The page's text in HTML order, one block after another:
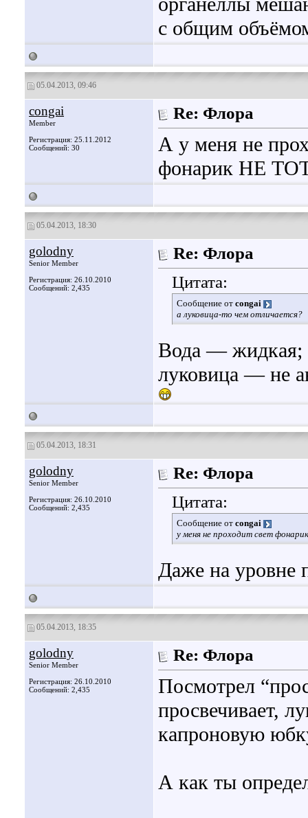
с общим
05.04.2013, 09:46
congai
Member
Регистрация: 25.11.2012
Сообщений: 30
Re: Флора
А у меня не
фонарик НЕ
05.04.2013, 18:30
golodny
Senior Member
Регистрация: 26.10.2010
Сообщений: 2,435
Re: Флора
Цитата:
Сообщение от congai
а луковица-то чем отличается?
Вода — жидкая;
луковица — не
05.04.2013, 18:31
golodny
Senior Member
Регистрация: 26.10.2010
Сообщений: 2,435
Re: Флора
Цитата:
Сообщение от congai
у меня не проходит свет
Даже на уровне
05.04.2013, 18:35
golodny
Senior Member
Регистрация: 26.10.2010
Сообщений: 2,435
Re: Флора
Посмотрел
просвечивает,
капроновую
А как ты